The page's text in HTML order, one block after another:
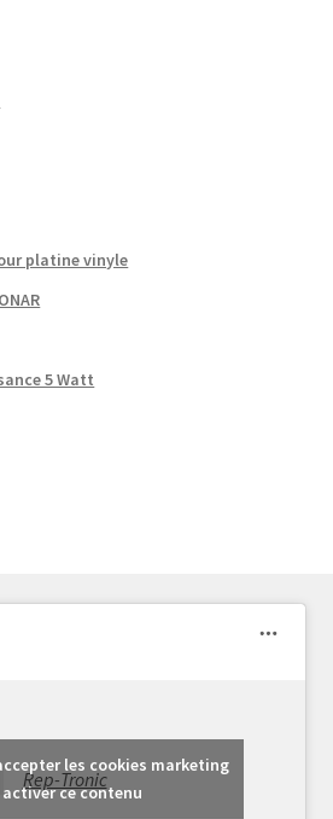
platine vinyle
5 Watt
Rep-Tronic
les cookies marketing
ce contenu